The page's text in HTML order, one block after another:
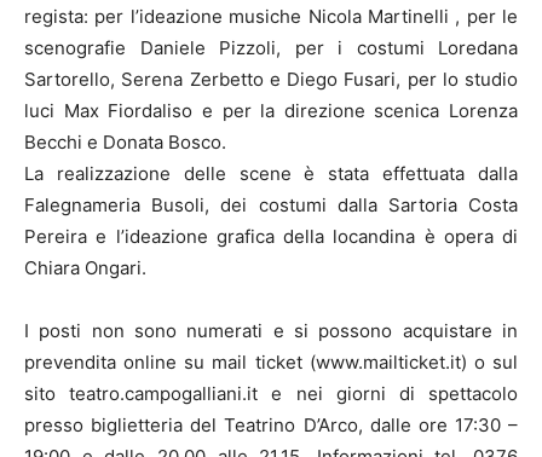
regista: per l’ideazione musiche Nicola Martinelli , per le
scenografie Daniele Pizzoli, per i costumi Loredana
Sartorello, Serena Zerbetto e Diego Fusari, per lo studio
luci Max Fiordaliso e per la direzione scenica Lorenza
Becchi e Donata Bosco.
La realizzazione delle scene è stata effettuata dalla
Falegnameria Busoli, dei costumi dalla Sartoria Costa
Pereira e l’ideazione grafica della locandina è opera di
Chiara Ongari.
I posti non sono numerati e si possono acquistare in
prevendita online su mail ticket (www.mailticket.it) o sul
sito teatro.campogalliani.it e nei giorni di spettacolo
presso biglietteria del Teatrino D’Arco, dalle ore 17:30 –